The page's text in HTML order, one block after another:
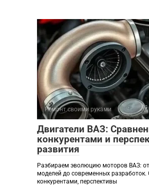
Ремонт своими руками
Двигатели ВАЗ:
конкурентами и
развития
Разбираем эволюцию моторов ВАЗ:
моделей до современных разработок.
конкурентами, перспективы